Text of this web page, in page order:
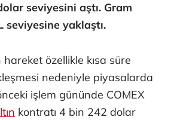
seviyesini aştı. Gram
seviyesine yaklaştı.
özellikle kısa süre
nedeniyle piyasalarda
işlem gününde COMEX
kontratı 4 bin 242 dolar